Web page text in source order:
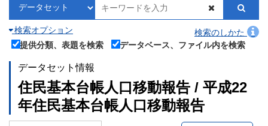
検索オプション
検索のしかた
提供分類、表題を検索
データベース、ファイル内を検索
データセット情報
住民基本台帳人口移動報告 / 平成22
年住民基本台帳人口移動報告